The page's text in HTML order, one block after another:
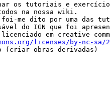
os tutoriais e
na nossa wiki.
foi-me dito por uma das
do IGN que foi
em creative
licenses/by-nc-
(criar obras derivadas)